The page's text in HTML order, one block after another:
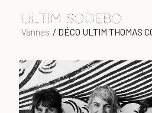
ULTIM sodebo
Vannes / DÉCO ULTIM THOMAS